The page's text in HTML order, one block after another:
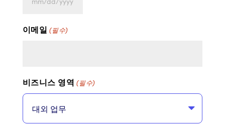
MM
래
래
YYYY
이메일 (필수)
비즈니스 영역 (필수)